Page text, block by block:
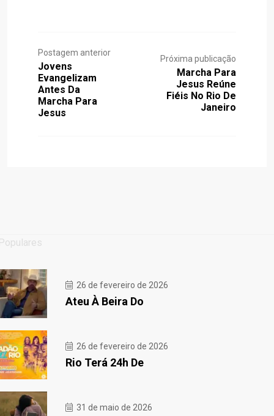
Postagem anterior
Jovens
Evangelizam
Antes Da
Marcha Para
Jesus
Próxima publicação
Marcha Para
Jesus Reúne
Fiéis No Rio De
Janeiro
26 de fevereiro de 2026
Ateu À Beira Do
26 de fevereiro de 2026
Rio Terá 24h De
31 de maio de 2026